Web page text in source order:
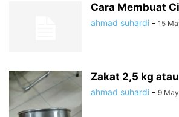
Cara Membuat
ahmad suhardi - 15
Zakat 2,5 kg
ahmad suhardi - 9